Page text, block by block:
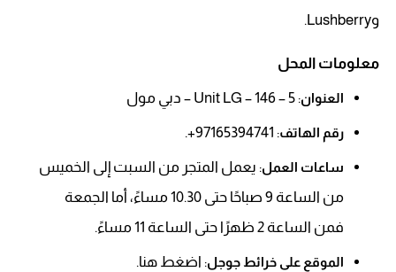
وLushberry.
معلومات المحل
العنوان: Unit LG – 146 – 5 – دبي مول
رقم الهاتف: 97165394741+.
ساعات العمل: يعمل المتجر من السبت إلى الخميس
من الساعة 9 صباحًا حتى 10.30 مساءً، أما الجمعة
فمن الساعة 2 ظهرًا حتى الساعة 11 مساءً.
الموقع على خرائط جوجل: اضغط هنا.